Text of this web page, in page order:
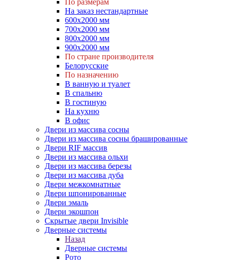
По размерам
На заказ нестандартные
600х2000 мм
700х2000 мм
800х2000 мм
900х2000 мм
По стране производителя
Белорусские
По назначению
В ванную и туалет
В спальню
В гостиную
На кухню
В офис
Двери из массива сосны
Двери из массива сосны брашированные
Двери RIF массив
Двери из массива ольхи
Двери из массива березы
Двери из массива дуба
Двери межкомнатные
Двери шпонированные
Двери эмаль
Двери экошпон
Скрытые двери Invisible
Дверные системы
Назад
Дверные системы
Рото